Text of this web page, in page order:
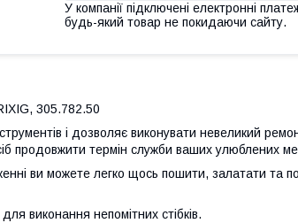
У компанії підключені електронні
будь-який товар не покидаючи сайту.
305.782.50
і дозволяє виконувати невеликий
продовжити термін служби ваших улюблених
ви можете легко щось пошити, залатати та
виконання непомітних стібків.